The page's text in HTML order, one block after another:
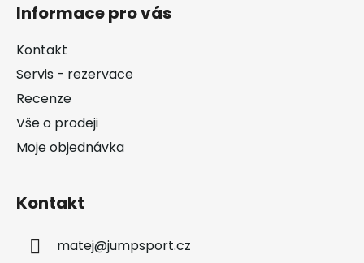
Informace pro vás
Kontakt
Servis - rezervace
Recenze
Vše o prodeji
Moje objednávka
Kontakt
matej@jumpsport.cz